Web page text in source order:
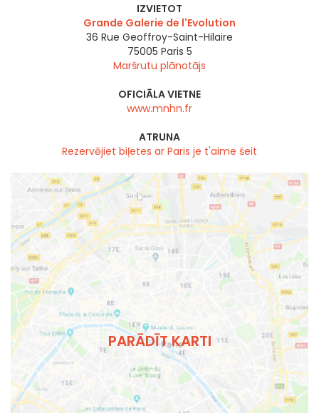
IZVIETOT
Grande Galerie de l'Evolution
36 Rue Geoffroy-Saint-Hilaire
75005 Paris 5
Maršrutu plānotājs
OFICIĀLA VIETNE
www.mnhn.fr
ATRUNA
Rezervējiet biļetes ar Paris je t'aime šeit
PARĀDĪT KARTI